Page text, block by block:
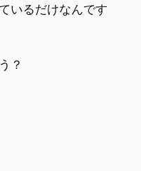
るだけなんです
？